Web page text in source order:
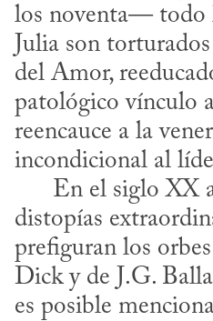
los noventa— todo
Julia son
del Amor,
patológico vínculo
reencauce a la
incondicional al
distopías
prefiguran los
Dick y de J.G.